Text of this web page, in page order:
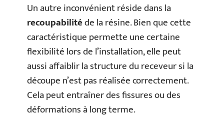
Un autre inconvénient réside dans la
recoupabilitéde la résine. Bien que cette
caractéristique permette une certaine
flexibilité lors de l’installation, elle peut
aussi affaiblir la structure du receveur si la
découpe n’est pas réalisée correctement.
Cela peut entraîner des fissures ou des
déformations à long terme.